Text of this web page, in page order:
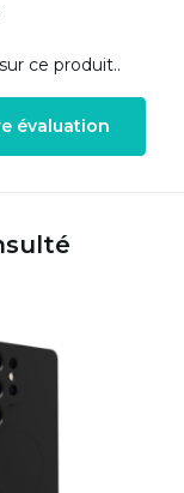
ce produit..
évaluation